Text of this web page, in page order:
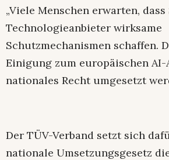
„Viele Menschen erwarten,
Technologieanbieter wirksame
Schutzmechanismen schaffen.
Einigung zum europäischen
nationales Recht umgesetzt
Der TÜV-Verband setzt sich
nationale Umsetzungsgesetz